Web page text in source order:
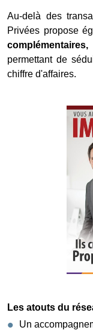
Au-delà des
Privées propose
complémentaires,
permettant de
chiffre d'affaires.
Les atouts du
Un